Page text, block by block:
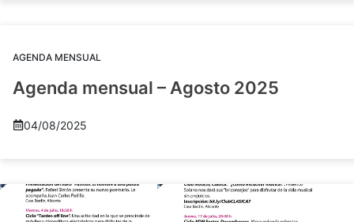
AGENDA MENSUAL
Agenda mensual – Agosto 2025
04/08/2025